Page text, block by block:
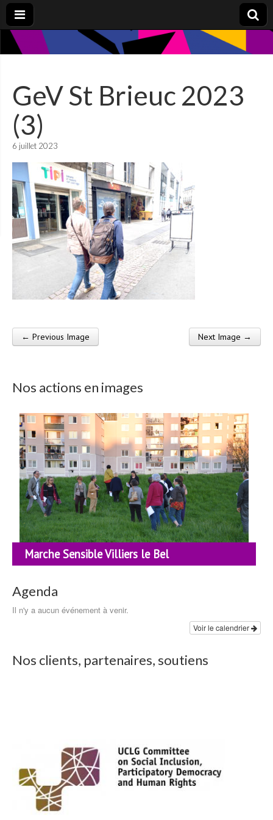
GeV St Brieuc 2023
(3)
6 juillet 2023
Post navigation
← Previous Image Next Image →
Nos actions en images
Marche Sensible Villiers le Bel
Agenda
Il n'y a aucun événement à venir.
Voir le calendrier
Nos clients, partenaires, soutiens